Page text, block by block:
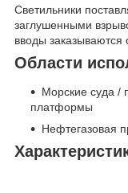
Светильники
заглушенными
вводы заказываются
Области
Морские суда /
платформы
Нефтегазовая